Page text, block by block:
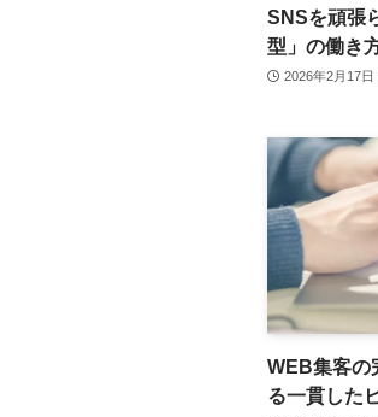
SNSを頑張
型」の働き
2026年2月17日
WEB集客の
る一貫した